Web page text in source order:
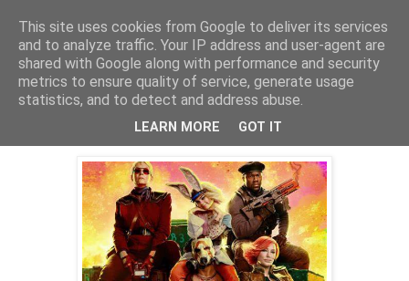
2024. november 24., vasárnap
Borderlands - Kritika
This site uses cookies from Google to deliver its services
and to analyze traffic. Your IP address and user-agent are
shared with Google along with performance and security
metrics to ensure quality of service, generate usage
statistics, and to detect and address abuse.
LEARN MORE GOT IT